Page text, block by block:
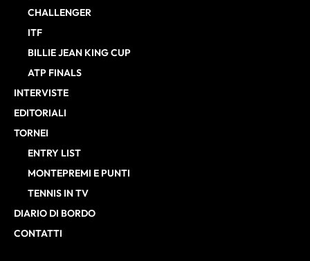
CHALLENGER
ITF
BILLIE JEAN KING CUP
ATP FINALS
INTERVISTE
EDITORIALI
TORNEI
ENTRY LIST
MONTEPREMI E PUNTI
TENNIS IN TV
DIARIO DI BORDO
CONTATTI